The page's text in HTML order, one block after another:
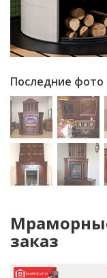
Последние фото
заказ